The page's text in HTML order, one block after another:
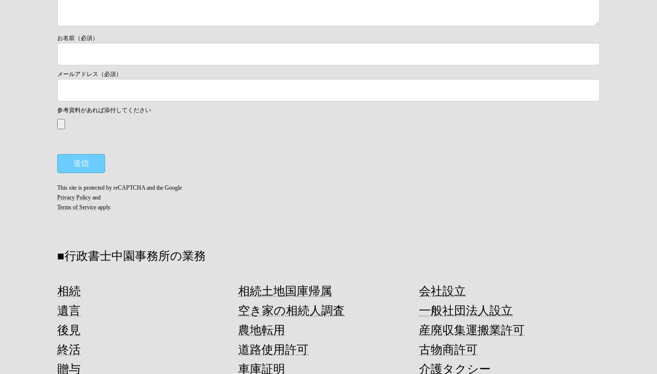
お名前（必須）
メールアドレス（必須）
参考資料があれば添付してください
This site is protected by reCAPTCHA and the Google
Privacy Policy and
Terms of Service apply.
■行政書士中園事務所の業務
相続
遺言
後見
終活
贈与
相続土地国庫帰属
空き家の相続人調査
農地転用
道路使用許可
車庫証明
会社設立
一般社団法人設立
産廃収集運搬業許可
古物商許可
介護タクシー